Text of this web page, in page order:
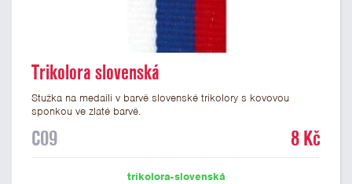
Trikolora slovenská
Stužka na medaili v barvě slovenské trikolory s kovovou
sponkou ve zlaté barvě.
C09 8 Kč
trikolora-slovenská